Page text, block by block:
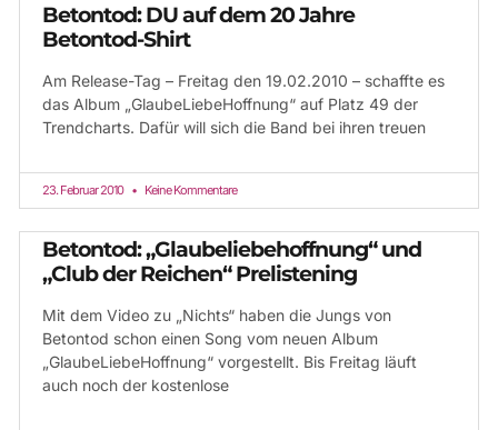
Betontod: DU auf dem 20 Jahre
Betontod-Shirt
Am Release-Tag – Freitag den 19.02.2010 – schaffte es
das Album „GlaubeLiebeHoffnung“ auf Platz 49 der
Trendcharts. Dafür will sich die Band bei ihren treuen
23. Februar 2010 Keine Kommentare
Betontod: „Glaubeliebehoffnung“ und
„Club der Reichen“ Prelistening
Mit dem Video zu „Nichts“ haben die Jungs von
Betontod schon einen Song vom neuen Album
„GlaubeLiebeHoffnung“ vorgestellt. Bis Freitag läuft
auch noch der kostenlose